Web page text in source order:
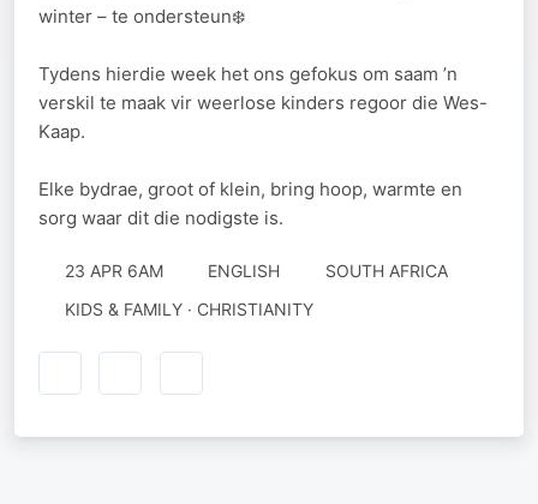
winter – te ondersteun❄️
Tydens hierdie week het ons gefokus om saam ’n
verskil te maak vir weerlose kinders regoor die Wes-
Kaap.
Elke bydrae, groot of klein, bring hoop, warmte en
sorg waar dit die nodigste is.
23 APR 6AM ENGLISH
SOUTH AFRICA
KIDS & FAMILY · CHRISTIANITY